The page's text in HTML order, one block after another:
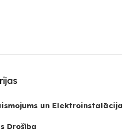
Amazon Alexa,
un Elektroinstalācija
Drošība